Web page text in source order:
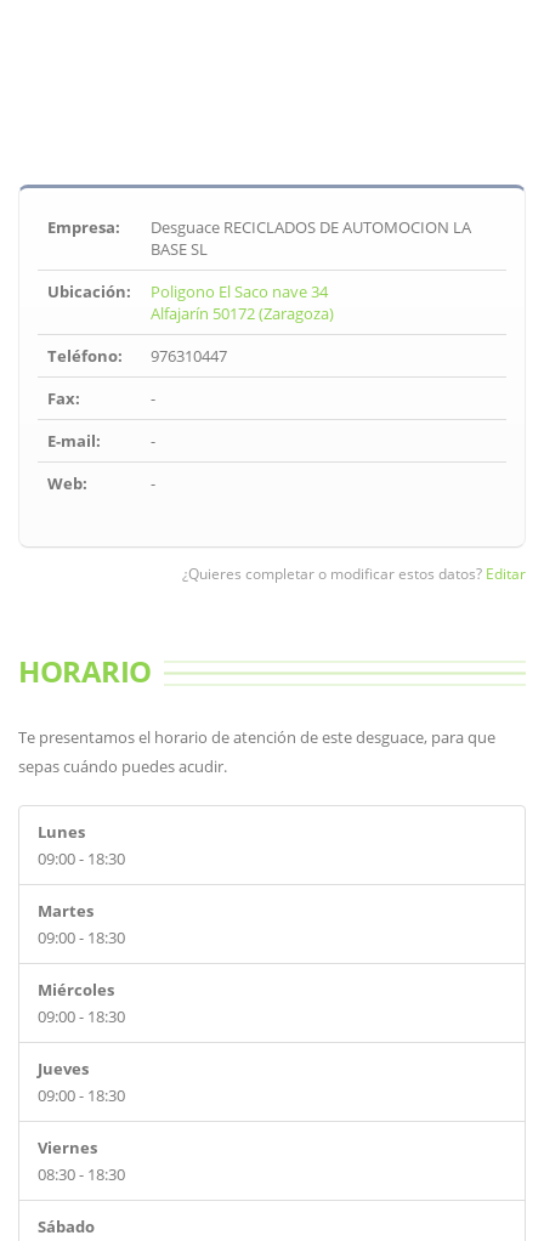
Empresa:
Desguace RECICLADOS DE AUTOMOCION LA
BASE SL
Ubicación:
Poligono El Saco nave 34
Alfajarín 50172 (Zaragoza)
Teléfono:
976310447
Fax:
-
E-mail:
-
Web:
-
¿Quieres completar o modificar estos datos? Editar
HORARIO
Te presentamos el horario de atención de este desguace, para que
sepas cuándo puedes acudir.
Lunes
09:00 - 18:30
Martes
09:00 - 18:30
Miércoles
09:00 - 18:30
Jueves
09:00 - 18:30
Viernes
08:30 - 18:30
Sábado